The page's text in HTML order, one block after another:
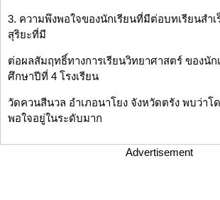
3. ความพึงพอใจของนักเรียนที่มีต่อบทเรียนสำเ
สุริยะที่มี
ต่อผลสัมฤทธิ์ทางการเรียนวิทยาศาสตร์ ของนั
ศึกษาปีที่ 4 โรงเรียน
วัดควนสีนวล อำเภอนาโยง จังหวัดตรัง พบว่า
พอใจอยู่ในระดับมาก
Advertisement